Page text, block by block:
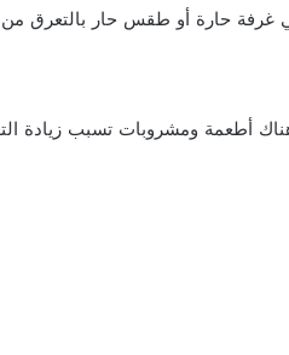
حارة أو طقس حار بالتعرق من
أطعمة ومشروبات تسبب زيادة